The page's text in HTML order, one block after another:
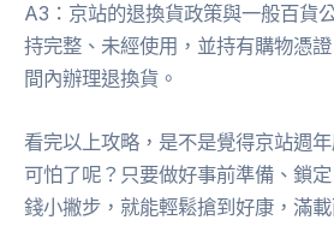
A3：京站的退換貨政策與一般百貨
持完整、未經使用，並持有購物憑
間內辦理退換貨。
看完以上攻略，是不是覺得京站週
可怕了呢？只要做好事前準備、鎖
錢小撇步，就能輕鬆搶到好康，滿